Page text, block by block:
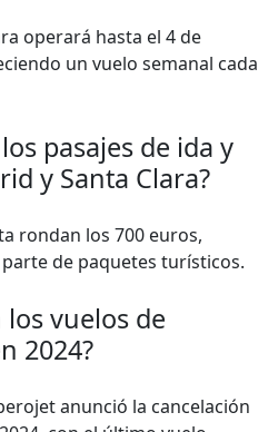
operará hasta el 4 de
un vuelo semanal cada
pasajes de ida y
y Santa Clara?
rondan los 700 euros,
de paquetes turísticos.
vuelos de
2024?
anunció la cancelación